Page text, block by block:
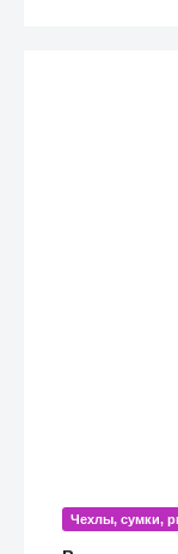
Чехлы, сумки,